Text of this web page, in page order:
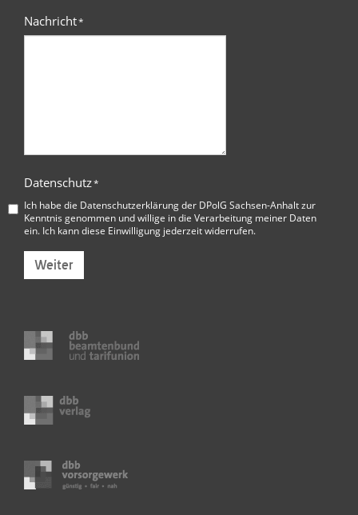
Nachricht*
Datenschutz*
Ich habe die Datenschutzerklärung der DPolG Sachsen-Anhaltzur
Kenntnis genommen und willige in die Verarbeitung meiner Daten
ein. Ich kann diese Einwilligung jederzeit widerrufen.
Weiter